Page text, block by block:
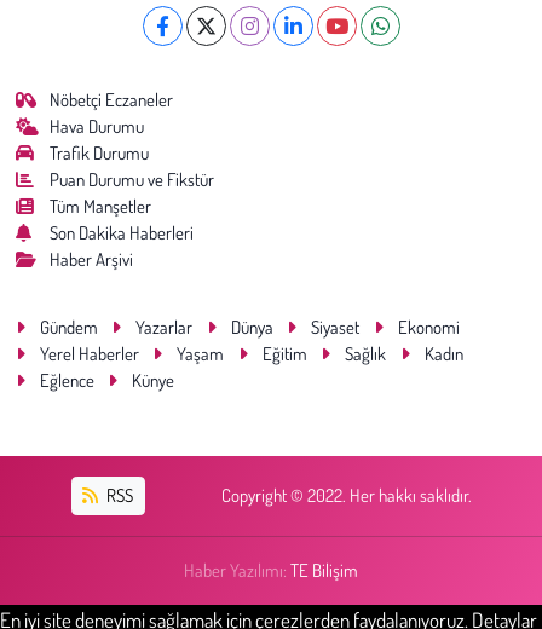
Nöbetçi Eczaneler
Hava Durumu
Trafik Durumu
Puan Durumu ve Fikstür
Tüm Manşetler
Son Dakika Haberleri
Haber Arşivi
Gündem Yazarlar Dünya Siyaset
Ekonomi
Yerel Haberler
Yaşam Eğitim Sağlık
Kadın
Eğlence
Künye
RSS Copyright © 2022. Her hakkı saklıdır.
Haber Yazılımı: TE Bilişim
En iyi site deneyimi sağlamak için çerezlerden faydalanıyoruz. Detaylar